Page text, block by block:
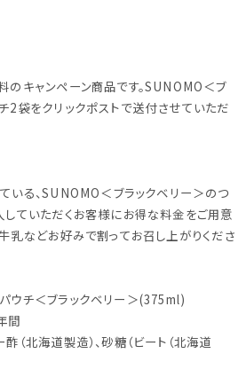
のキャンペーン商品です。SUNOMO＜ブ
2袋をクリックポストで送付させていただ
いる、SUNOMO＜ブラックベリー＞のつ
していただくお客様にお得な料金をご用意
牛乳などお好みで割ってお召し上がりくださ
ウチ＜ブラックベリー＞(375ml)
間
（北海道製造）、砂糖（ビート（北海道